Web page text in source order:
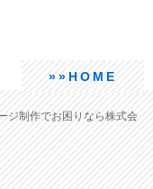
»»HOME
ジ制作でお困りなら株式会